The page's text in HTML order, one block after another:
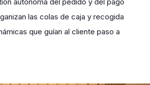
las colas de caja y recogida
que guían al cliente paso a